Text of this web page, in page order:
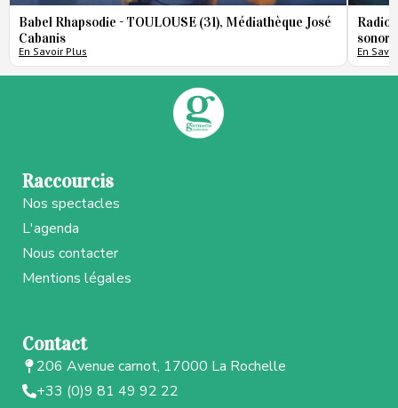
Babel Rhapsodie - TOULOUSE (31), Médiathèque José
Cabanis
En Savoir Plus
Radio
En
Raccourcis
Nos spectacles
L'agenda
Nous contacter
Mentions légales
Contact
206 Avenue carnot, 17000 La Rochelle
+33 (0)9 81 49 92 22